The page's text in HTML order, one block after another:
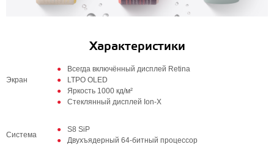
Характеристики
Экран
Всегда включённый дисплей Retina
LTPO OLED
Яркость 1000 кд/м²
Стеклянный дисплей Ion-X
Система
S8 SiP
Двухъядерный 64‑битный процессор